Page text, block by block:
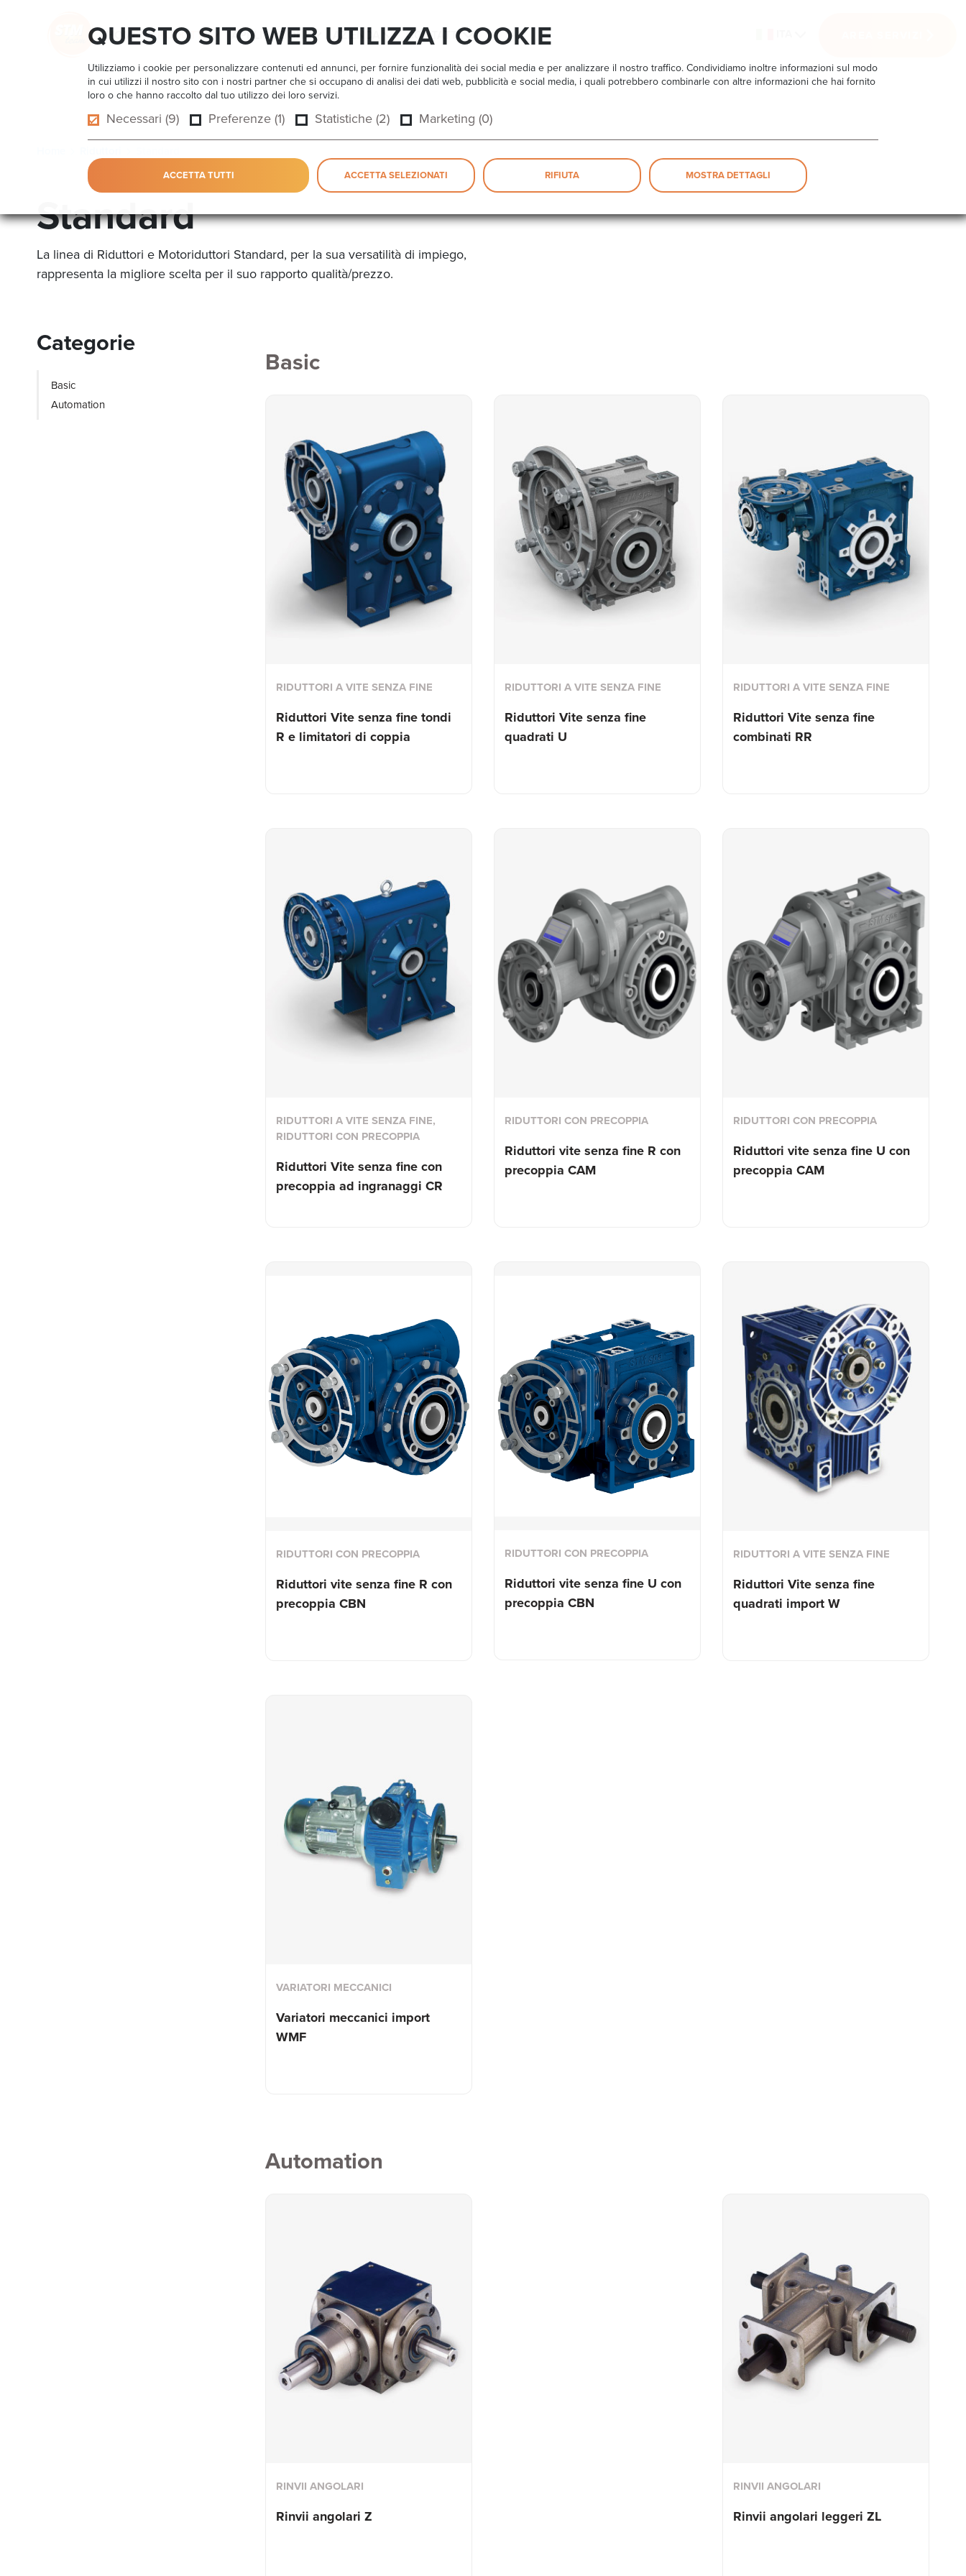
QUESTO SITO WEB UTILIZZA I COOKIE
Utilizziamo i cookie per personalizzare contenuti ed annunci, per fornire funzionalità dei social media e per analizzare il nostro traffico. Condividiamo inoltre informazioni sul modo
in cui utilizzi il nostro sito con i nostri partner che si occupano di analisi dei dati web, pubblicità e social media, i quali potrebbero combinarle con altre informazioni che hai fornito
loro o che hanno raccolto dal tuo utilizzo dei loro servizi.
Necessari (9) Preferenze (1) Statistiche (2) Marketing (0)
ACCETTA TUTTI ACCETTA SELEZIONATI RIFIUTA MOSTRA DETTAGLI
HOME PRODOTTI APPLICAZIONI AZIENDA CONTATTI
Standard
La linea di Riduttori e Motoriduttori Standard, per la sua versatilità di impiego,
rappresenta la migliore scelta per il suo rapporto qualità/prezzo.
Categorie
Basic
Automation
Basic
RIDUTTORI A VITE SENZA FINE
Riduttori Vite senza fine tondi
R e limitatori di coppia
RIDUTTORI A VITE SENZA FINE
Riduttori Vite senza fine
quadrati U
RIDUTTORI A VITE SENZA FINE
Riduttori Vite senza fine
combinati RR
RIDUTTORI A VITE SENZA FINE,
RIDUTTORI CON PRECOPPIA
Riduttori Vite senza fine con
precoppia ad ingranaggi CR
RIDUTTORI CON PRECOPPIA
Riduttori vite senza fine R con
precoppia CAM
RIDUTTORI CON PRECOPPIA
Riduttori vite senza fine U con
precoppia CAM
RIDUTTORI CON PRECOPPIA
Riduttori vite senza fine R con
precoppia CBN
RIDUTTORI CON PRECOPPIA
Riduttori vite senza fine U con
precoppia CBN
RIDUTTORI A VITE SENZA FINE
Riduttori Vite senza fine
quadrati import W
VARIATORI MECCANICI
Variatori meccanici import
WMF
Automation
RINVII ANGOLARI
Rinvii angolari Z
RINVII ANGOLARI
Rinvii angolari leggeri ZL